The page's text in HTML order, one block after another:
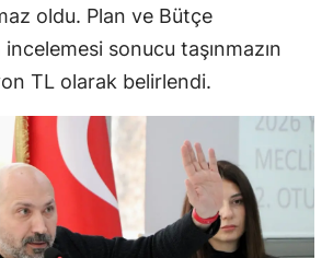
oldu. Plan ve Bütçe
incelemesi sonucu taşınmazın
TL olarak belirlendi.